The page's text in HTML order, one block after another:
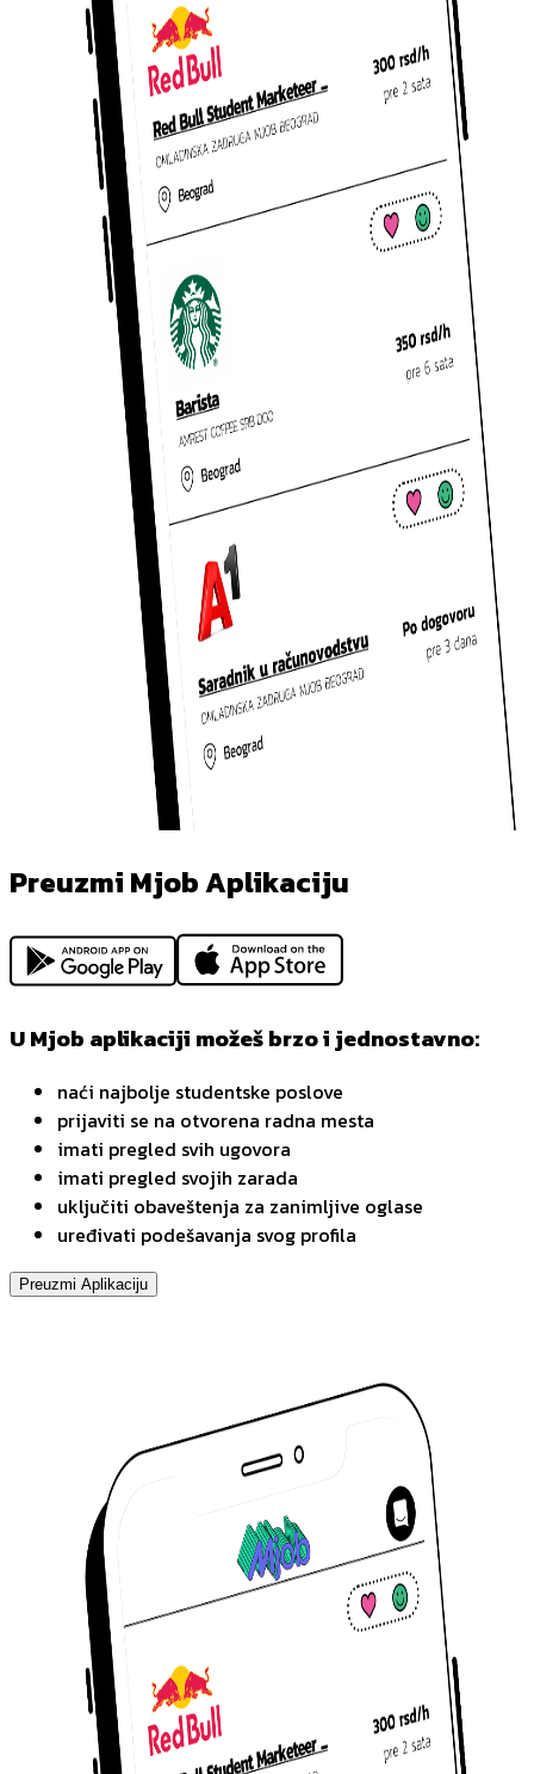
Preuzmi Mjob Aplikaciju
U Mjob aplikaciji možeš brzo i jednostavno:
naći najbolje studentske poslove
prijaviti se na otvorena radna mesta
imati pregled svih ugovora
imati pregled svojih zarada
uključiti obaveštenja za zanimljive oglase
uređivati podešavanja svog profila
Preuzmi Aplikaciju